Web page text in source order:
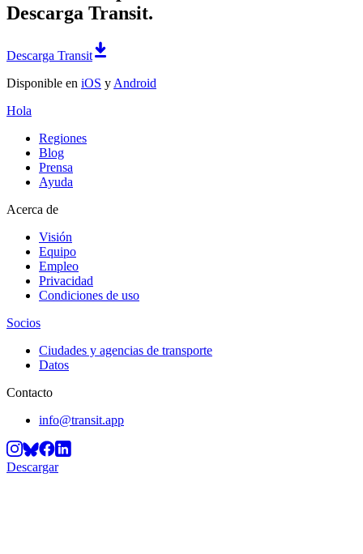
Descarga Transit.
Descarga Transit
Disponible en iOS y Android
Hola
Regiones
Blog
Prensa
Ayuda
Acerca de
Visión
Equipo
Empleo
Privacidad
Condiciones de uso
Socios
Ciudades y agencias de transporte
Datos
Contacto
info@transit.app
Descargar